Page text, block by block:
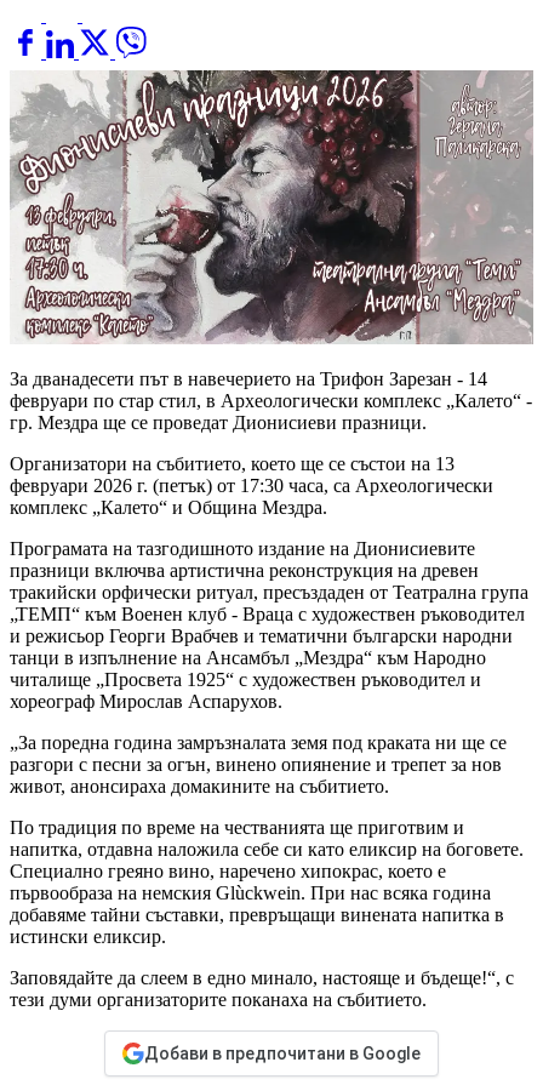
За дванадесети път в навечерието на Трифон Зарезан - 14
февруари по стар стил, в Археологически комплекс „Калето“ -
гр. Мездра ще се проведат Дионисиеви празници.
Организатори на събитието, което ще се състои на 13
февруари 2026 г. (петък) от 17:30 часа, са Археологически
комплекс „Калето“ и Община Мездра.
Програмата на тазгодишното издание на Дионисиевите
празници включва артистична реконструкция на древен
тракийски орфически ритуал, пресъздаден от Театрална група
„ТЕМП“ към Военен клуб - Враца с художествен ръководител
и режисьор Георги Врабчев и тематични български народни
танци в изпълнение на Ансамбъл „Мездра“ към Народно
читалище „Просвета 1925“ с художествен ръководител и
хореограф Мирослав Аспарухов.
„За поредна година замръзналата земя под краката ни ще се
разгори с песни за огън, винено опиянение и трепет за нов
живот, анонсираха домакините на събитието.
По традиция по време на честванията ще приготвим и
напитка, отдавна наложила себе си като еликсир на боговете.
Специално греяно вино, наречено хипокрас, което е
първообраза на немския Glùckwein. При нас всяка година
добавяме тайни съставки, превръщащи винената напитка в
истински еликсир.
Заповядайте да слеем в едно минало, настояще и бъдеще!“, с
тези думи организаторите поканаха на събитието.
Добави в предпочитани в Google